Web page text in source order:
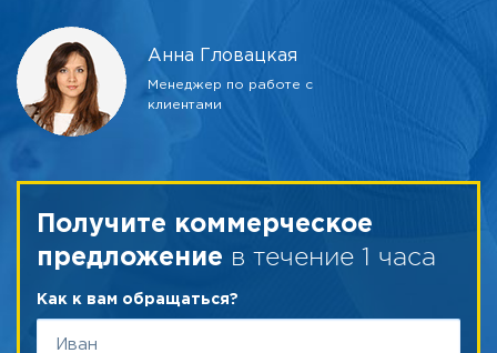
Анна Гловацкая
Менеджер по работе с
клиентами
Получите коммерческое
предложение в течение 1 часа
Как к вам обращаться?